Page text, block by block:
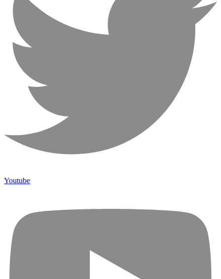
Youtube